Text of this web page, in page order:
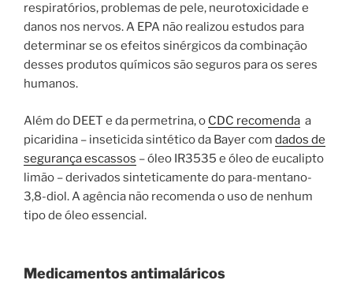
respiratórios, problemas de pele, neurotoxicidade e
danos nos nervos. A EPA não realizou estudos para
determinar se os efeitos sinérgicos da combinação
desses produtos químicos são seguros para os seres
humanos.
Além do DEET e da permetrina, o CDC recomenda a
picaridina – inseticida sintético da Bayer com dados de
segurança escassos – óleo IR3535 e óleo de eucalipto
limão – derivados sinteticamente do para-mentano-
3,8-diol. A agência não recomenda o uso de nenhum
tipo de óleo essencial.
Medicamentos antimaláricos